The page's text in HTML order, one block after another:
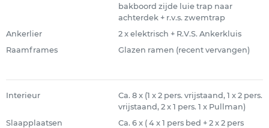
bakboord zijde luie trap naar
achterdek + r.v.s. zwemtrap
Ankerlier
2 x elektrisch + R.V.S. Ankerkluis
Raamframes
Glazen ramen (recent vervangen)
Interieur
Ca. 8 x (1 x 2 pers. vrijstaand, 1 x 2 pers.
vrijstaand, 2 x 1 pers. 1 x Pullman)
Slaapplaatsen
Ca. 6 x ( 4 x 1 pers bed + 2 x 2 pers